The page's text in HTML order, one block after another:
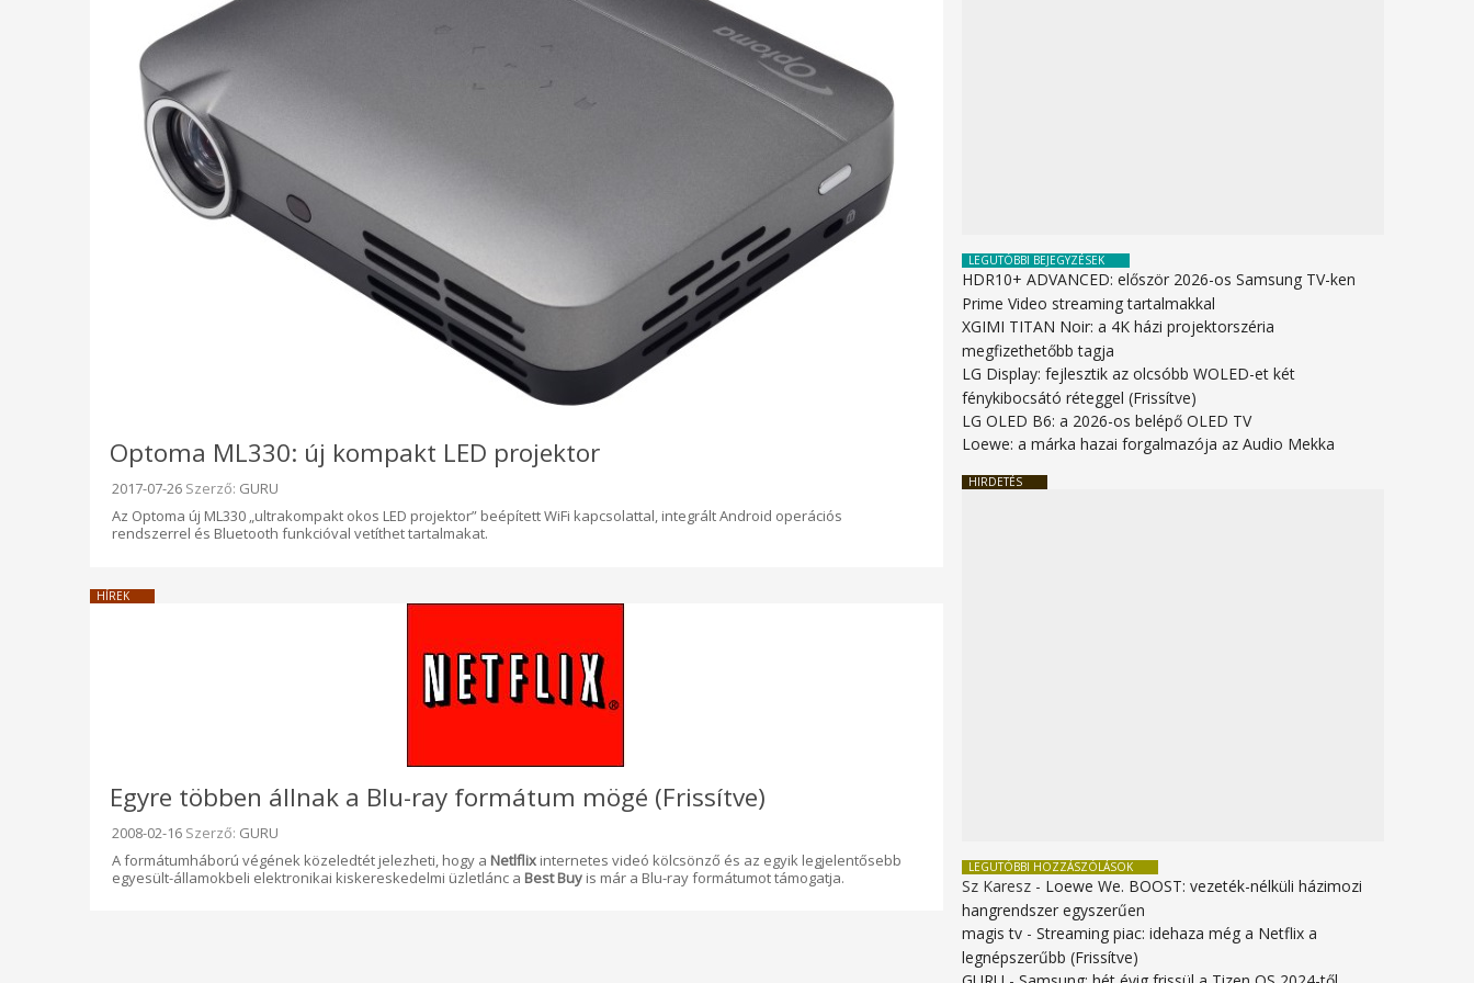
Optoma ML330: új kompakt LED projektor
Beküldve:
2017-07-26 Szerző: GURU
Az Optoma új ML330 „ultrakompakt okos LED projektor” beépített WiFi kapcsolattal, integrált Android operációs
rendszerrel és Bluetooth funkcióval vetíthet tartalmakat.
HÍREK
Egyre többen állnak a Blu-ray formátum mögé (Frissítve)
Beküldve:
2008-02-16 Szerző: GURU
A formátumháború végének közeledtét jelezheti, hogy a Netlflix internetes videó kölcsönző és az egyik legjelentősebb
egyesült-államokbeli elektronikai kiskereskedelmi üzletlánc a Best Buy is már a Blu-ray formátumot támogatja.
LEGUTÓBBI BEJEGYZÉSEK
HDR10+ ADVANCED: először 2026-os Samsung TV-ken
Prime Video streaming tartalmakkal
XGIMI TITAN Noir: a 4K házi projektorszéria
megfizethetőbb tagja
LG Display: fejlesztik az olcsóbb WOLED-et két
fénykibocsátó réteggel (Frissítve)
LG OLED B6: a 2026-os belépő OLED TV
Loewe: a márka hazai forgalmazója az Audio Mekka
HIRDETÉS
LEGUTÓBBI HOZZÁSZÓLÁSOK
Sz Karesz - Loewe We. BOOST: vezeték-nélküli házimozi
hangrendszer egyszerűen
magis tv -Streaming piac: idehaza még a Netflix a
legnépszerűbb (Frissítve)